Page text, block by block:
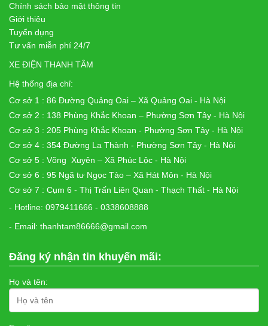
Chính sách bảo mật thông tin
Giới thiệu
Tuyển dụng
Tư vấn miễn phí 24/7
XE ĐIỆN THANH TÂM
Hệ thống địa chỉ:
Cơ sở 1 : 86 Đường Quảng Oai – Xã Quảng Oai - Hà Nội
Cơ sở 2 : 138 Phùng Khắc Khoan – Phường Sơn Tây - Hà Nội
Cơ sở 3 : 205 Phùng Khắc Khoan - Phường Sơn Tây - Hà Nội
Cơ sở 4 : 354 Đường La Thành - Phường Sơn Tây - Hà Nội
Cơ sở 5 : Võng Xuyên – Xã Phúc Lộc - Hà Nội
Cơ sở 6 : 95 Ngã tư Ngọc Tảo – Xã Hát Môn - Hà Nội
Cơ sở 7 : Cụm 6 - Thị Trấn Liên Quan - Thạch Thất - Hà Nội
- Hotline: 0979411666 - 0338608888
- Email: thanhtam86666@gmail.com
Đăng ký nhận tin khuyến mãi:
Họ và tên: